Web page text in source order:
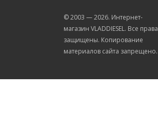
© 2003 —2026. Интернет-
магазин VLADDIESEL. Все права
защищены. Копирование
материалов сайта запрещено.